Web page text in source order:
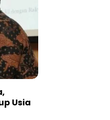
Usia